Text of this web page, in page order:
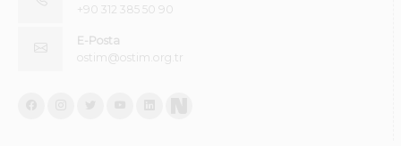
+90 312 385 50 90
E-Posta
ostim@ostim.org.tr